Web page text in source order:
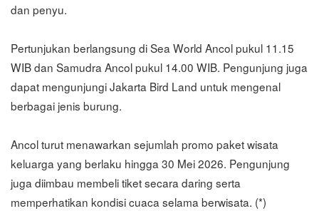
dan penyu.
Pertunjukan berlangsung di Sea World Ancol pukul 11.15
WIB dan Samudra Ancol pukul 14.00 WIB. Pengunjung juga
dapat mengunjungi Jakarta Bird Land untuk mengenal
berbagai jenis burung.
Ancol turut menawarkan sejumlah promo paket wisata
keluarga yang berlaku hingga 30 Mei 2026. Pengunjung
juga diimbau membeli tiket secara daring serta
memperhatikan kondisi cuaca selama berwisata. (*)